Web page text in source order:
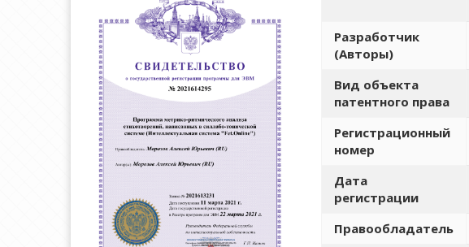
Разработчик
(Авторы)
Вид объекта
патентного права
Регистрационный
номер
Дата
регистрации
Правообладатель